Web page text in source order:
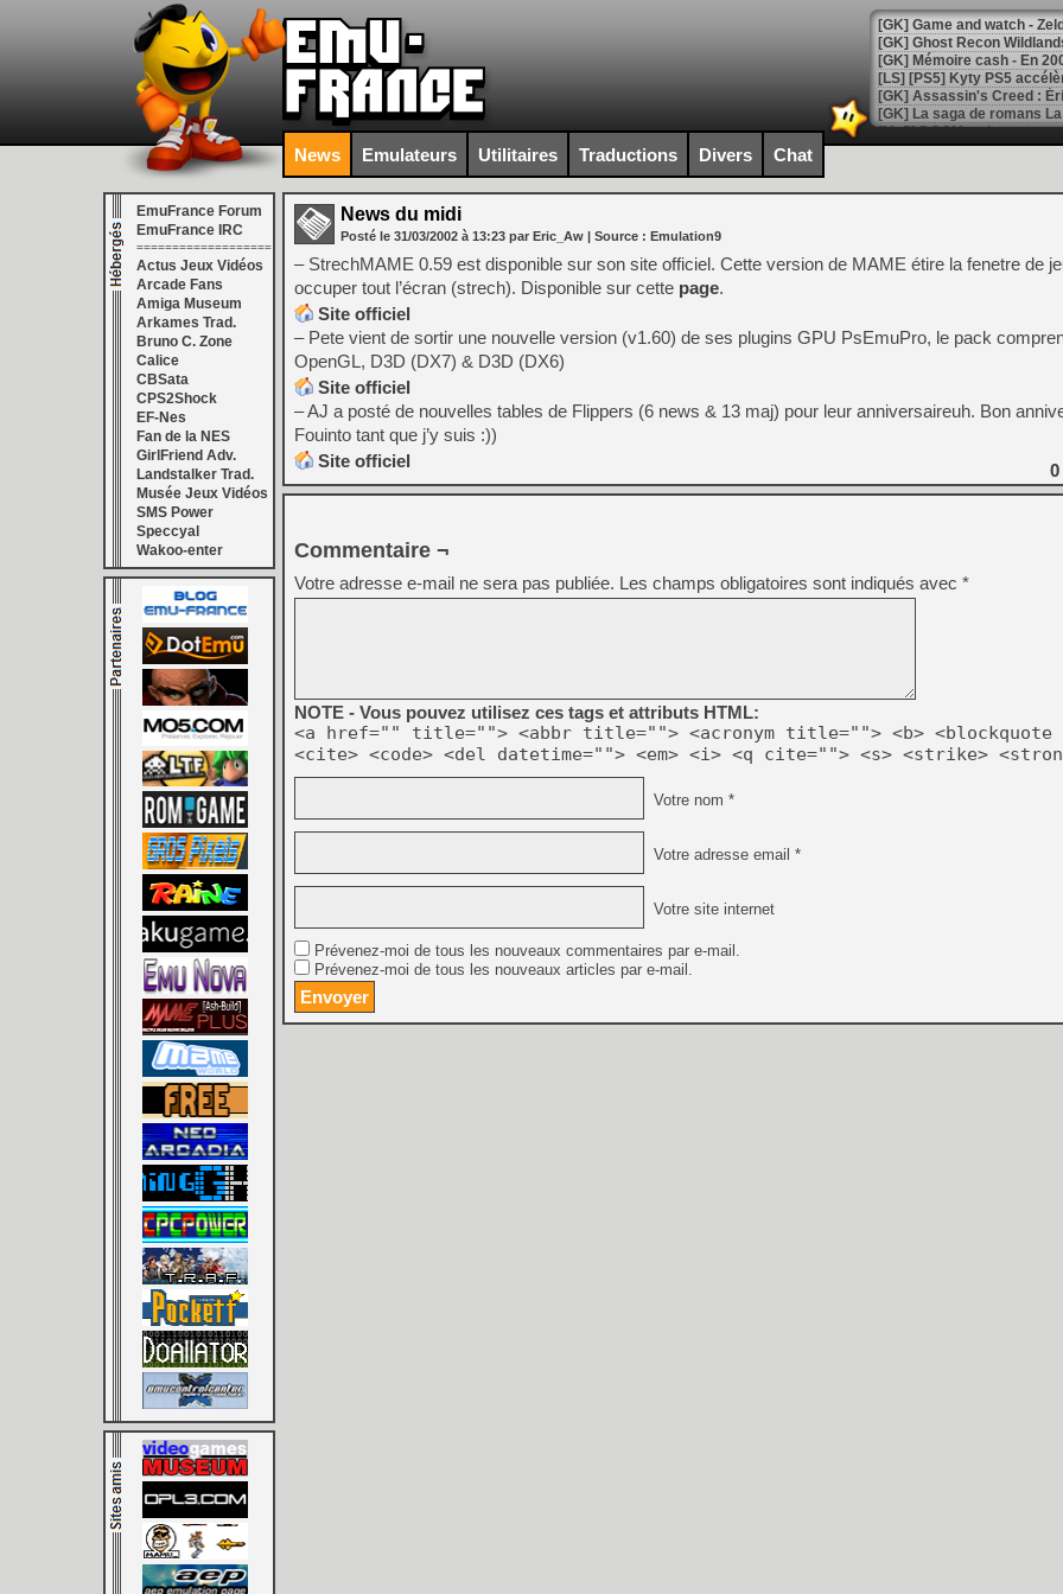
[Mo5] DOOM arrive en
[GK] Bethesda fête les 30
[GK] Roblox : l'action en
[GK] Agenda - GeForce
[GK] Devolver Digital en a
[LS] [PS5] ps5-y2jb-
[GK] Pourquoi Marvel
[GK] Test : Restory : Chill
[GK] GTA 6 : Rockstar
[GK] Hot Wheels Infinite
[GK] Mémoire cash -
[GK] Résultats Nintendo :
[GK] Déjà des
[Mo5] Brickboy cherche à
[GK] Minecraft et ses «
[GK] Beast of
[GK] Ubisoft : fin de partie
[GK] Mémoire cash -
[GK] Dan Houser (GTA)
[GK] Comment EA Sports
[GK] Crimson Moon : un
[GK] Isle of Reveries : le
[GK] Moonlighter 2 : The
[GK] Capcom relance
[Mo5] Deux inédits du
[GK] Le beat'em up The
[GK] Endless Legend 2 :
[LS] [PS5] Premiers
News Emulateurs Utilitaires Traductions Divers Chat
EmuFrance Forum
EmuFrance IRC
===================
Actus Jeux Vidéos
Arcade Fans
Amiga Museum
Arkames Trad.
Bruno C. Zone
Calice
CBSata
CPS2Shock
EF-Nes
Fan de la NES
GirlFriend Adv.
Landstalker Trad.
Musée Jeux Vidéos
SMS Power
Speccyal
Wakoo-enter
News du midi
Posté le 31/03/2002 à 13:23 par Eric_Aw | Source : Emulation9
– StrechMAME 0.59 est disponible sur son site officiel. Cette version de MAME étire la fenetre de
occuper tout l’écran (strech). Disponible sur cette page.
Site officiel
– Pete vient de sortir une nouvelle version (v1.60) de ses plugins GPU PsEmuPro, le pack
OpenGL, D3D (DX7) & D3D (DX6)
Site officiel
– AJ a posté de nouvelles tables de Flippers (6 news & 13 maj) pour leur anniversaireuh. Bon
Fouinto tant que j’y suis :))
Site officiel
0
Commentaire ¬
Votre adresse e-mail ne sera pas publiée. Les champs obligatoires sont indiqués avec *
NOTE - Vous pouvez utilisez ces tags et attributs HTML:
<a href="" title=""> <abbr title=""> <acronym title=""> <b> <blockquote
<cite> <code> <del datetime=""> <em> <i> <q cite=""> <s> <strike>
Votre nom *
Votre adresse email *
Votre site internet
Prévenez-moi de tous les nouveaux commentaires par e-mail.
Prévenez-moi de tous les nouveaux articles par e-mail.